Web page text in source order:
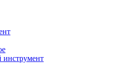
инструмент